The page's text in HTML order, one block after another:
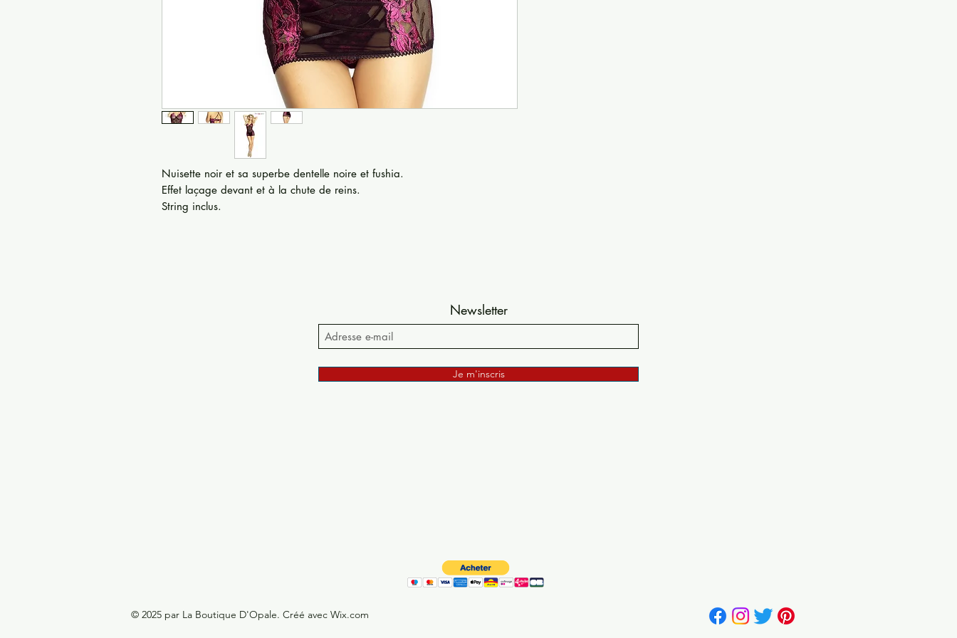
Nuisette noir et sa superbe dentelle noire et fushia.
Effet laçage devant et à la chute de reins.
String inclus.
Newsletter
Je m'inscris
© 2025 par La Boutique D'Opale. Créé avec Wix.com